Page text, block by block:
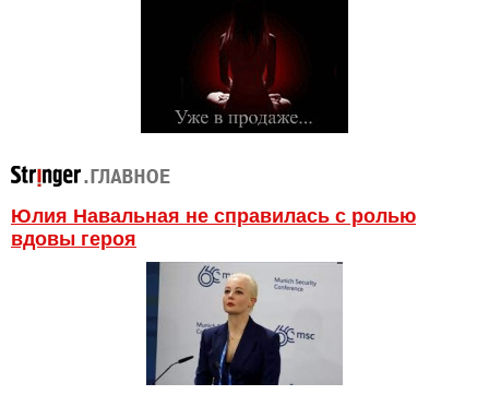
Юлия Навальная не справилась с ролью
вдовы героя